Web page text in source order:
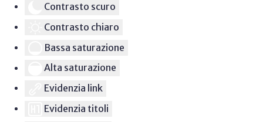
Contrasto scuro
Contrasto chiaro
Bassa saturazione
Alta saturazione
Evidenzia link
Evidenzia titoli